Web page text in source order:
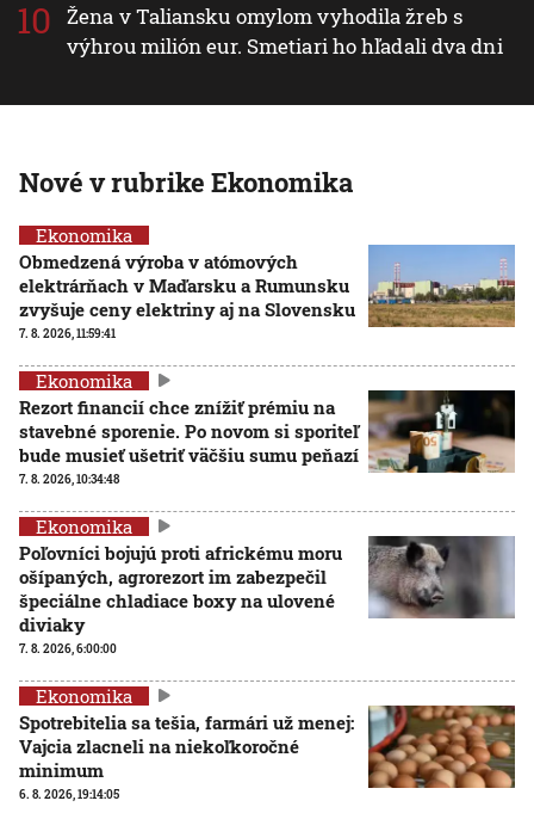
Žena v Taliansku omylom vyhodila žreb s
výhrou milión eur. Smetiari ho hľadali dva dni
Nové v rubrike Ekonomika
Ekonomika
Obmedzená výroba v atómových
elektrárňach v Maďarsku a Rumunsku
zvyšuje ceny elektriny aj na Slovensku
7. 8. 2026, 11:59:41
Ekonomika
Rezort financií chce znížiť prémiu na
stavebné sporenie. Po novom si sporiteľ
bude musieť ušetriť väčšiu sumu peňazí
7. 8. 2026, 10:34:48
Ekonomika
Poľovníci bojujú proti africkému moru
ošípaných, agrorezort im zabezpečil
špeciálne chladiace boxy na ulovené
diviaky
7. 8. 2026, 6:00:00
Ekonomika
Spotrebitelia sa tešia, farmári už menej:
Vajcia zlacneli na niekoľkoročné
minimum
6. 8. 2026, 19:14:05